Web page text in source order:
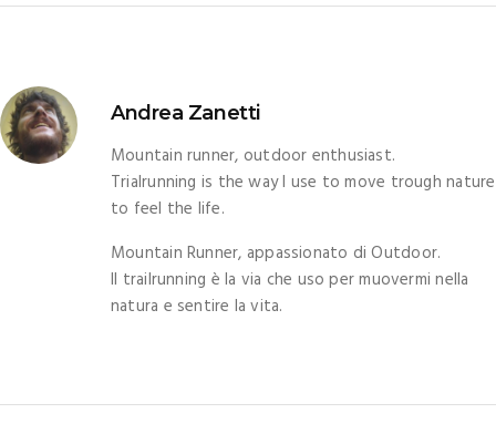
Andrea Zanetti
Mountain runner, outdoor enthusiast.
Trialrunning is the way I use to move trough nature
to feel the life.
Mountain Runner, appassionato di Outdoor.
Il trailrunning è la via che uso per muovermi nella
natura e sentire la vita.